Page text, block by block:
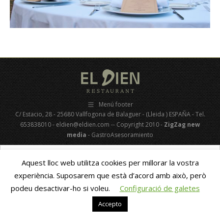
Menú footer
C/ Estacio, 28 - 25680 Vallfogona de Balaguer - (Lleida ) ESPAÑA - Tel.
653838010 - eldien@eldien.com -- Copyright 2010 -ZigZag new
media- GastroAsesoramiento
Aquest lloc web utilitza cookies per millorar la vostra
experiència. Suposarem que està d’acord amb això, però
podeu desactivar-ho si voleu.
Configuració de galetes
Accepto